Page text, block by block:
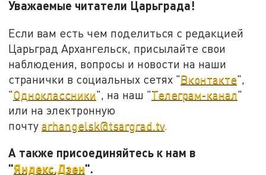
Уважаемые читатели Царьграда!
Если вам есть чем поделиться с редакцией
Царьград Архангельск, присылайте свои
наблюдения, вопросы и новости на наши
странички в социальных сетях "Вконтакте",
"Одноклассники", на наш "Телеграм-канал"
или на электронную
почтуarhangelsk@tsargrad.tv.
А также присоединяйтесь к нам в
"Яндекс.Дзен".